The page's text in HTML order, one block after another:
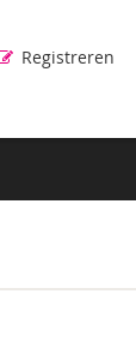
Registreren